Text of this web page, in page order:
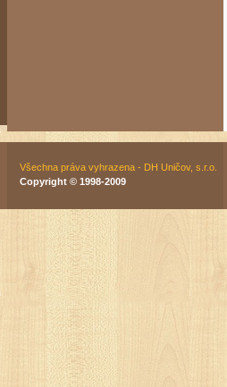
Všechna práva vyhrazena - DH Uničov, s.r.o.
Copyright © 1998-2009